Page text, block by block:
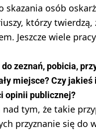
skazania osób
którzy twierdzą,
Jeszcze wiele
zeznań, pobicia,
miejsce? Czy
opinii publicznej?
tym, że takie
przyznanie się do